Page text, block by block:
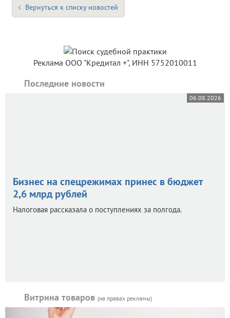
Вернуться к списку новостей
Реклама ООО "Кредитал +", ИНН 5752010011
Последние новости
06.08.2026
Бизнес на спецрежимах принес в бюджет
2,6 млрд рублей
Налоговая рассказала о поступлениях за полгода.
Витрина товаров (на правах рекламы)